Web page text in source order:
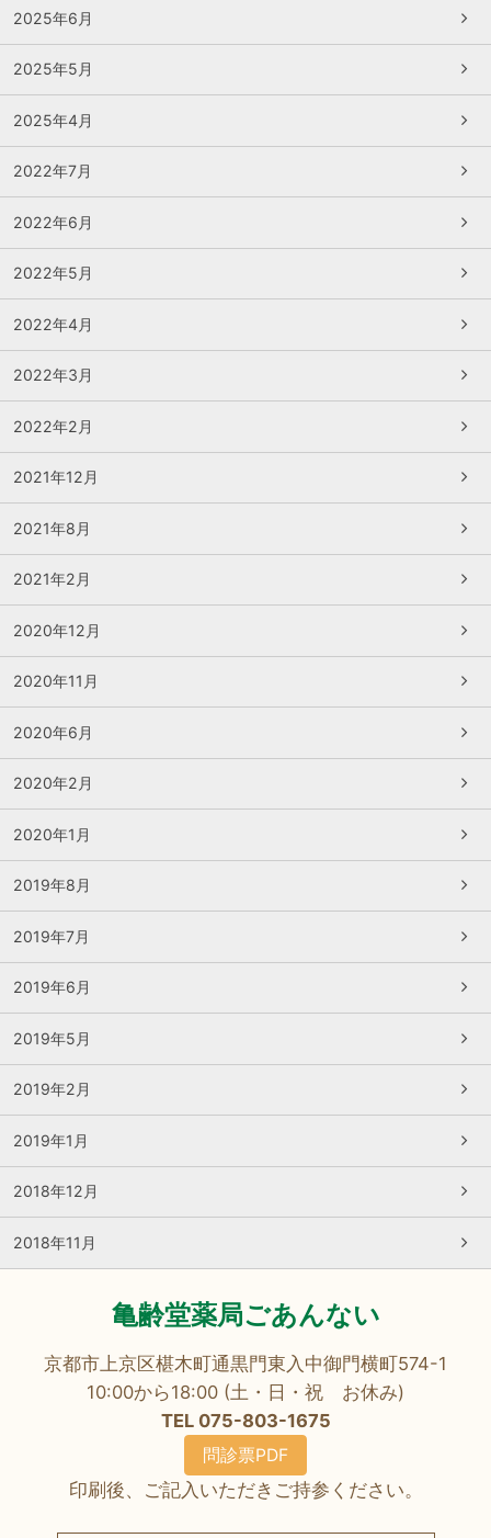
2025年6月
2025年5月
2025年4月
2022年7月
2022年6月
2022年5月
2022年4月
2022年3月
2022年2月
2021年12月
2021年8月
2021年2月
2020年12月
2020年11月
2020年6月
2020年2月
2020年1月
2019年8月
2019年7月
2019年6月
2019年5月
2019年2月
2019年1月
2018年12月
2018年11月
亀齢堂薬局ごあんない
京都市上京区椹木町通黒門東入中御門横町574-1
10:00から18:00 (土・日・祝 お休み)
TEL 075-803-1675
問診票PDF
印刷後、ご記入いただきご持参ください。